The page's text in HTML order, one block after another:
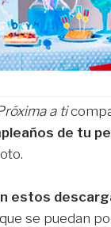
a ti
de tu
estos
se puedan